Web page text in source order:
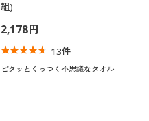
組)
2,178円
13件
ピタッとくっつく不思議なタオル